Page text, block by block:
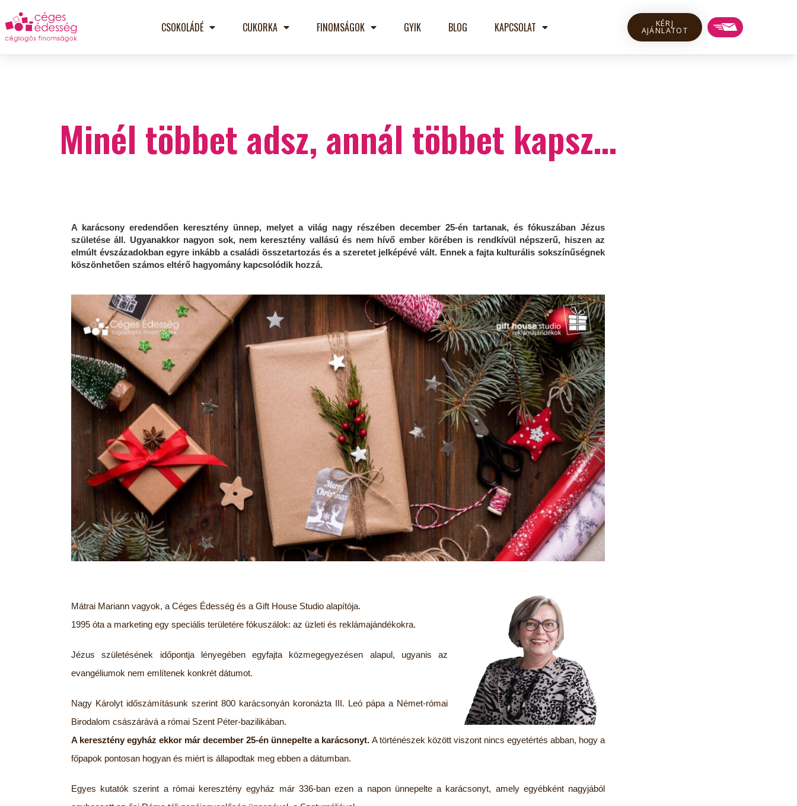
CSOKOLÁDÉ CUKORKA FINOMSÁGOK GYIK BLOG KAPCSOLAT KÉRJ
AJÁNLATOT
Minél többet adsz, annál többet kapsz…
A karácsony eredendően keresztény ünnep, melyet a világ nagy részében december 25-én tartanak, és fókuszában Jézus
születése áll. Ugyanakkor nagyon sok, nem keresztény vallású és nem hívő ember körében is rendkívül népszerű, hiszen az
elmúlt évszázadokban egyre inkább a családi összetartozás és a szeretet jelképévé vált. Ennek a fajta kulturális sokszínűségnek
köszönhetően számos eltérő hagyomány kapcsolódik hozzá.
Mátrai Mariann vagyok, a Céges Édesség és a Gift House Studio alapítója.
1995 óta a marketing egy speciális területére fókuszálok: az üzleti és reklámajándékokra.
Jézus születésének időpontja lényegében egyfajta közmegegyezésen alapul, ugyanis az
evangéliumok nem említenek konkrét dátumot.
Nagy Károlyt időszámításunk szerint 800 karácsonyán koronázta III. Leó pápa a Német-római
Birodalom császárává a római Szent Péter-bazilikában.
A keresztény egyház ekkor már december 25-én ünnepelte a karácsonyt. A történészek között viszont nincs egyetértés abban, hogy a
főpapok pontosan hogyan és miért is állapodtak meg ebben a dátumban.
Egyes kutatók szerint a római keresztény egyház már 336-ban ezen a napon ünnepelte a karácsonyt, amely egyébként nagyjából